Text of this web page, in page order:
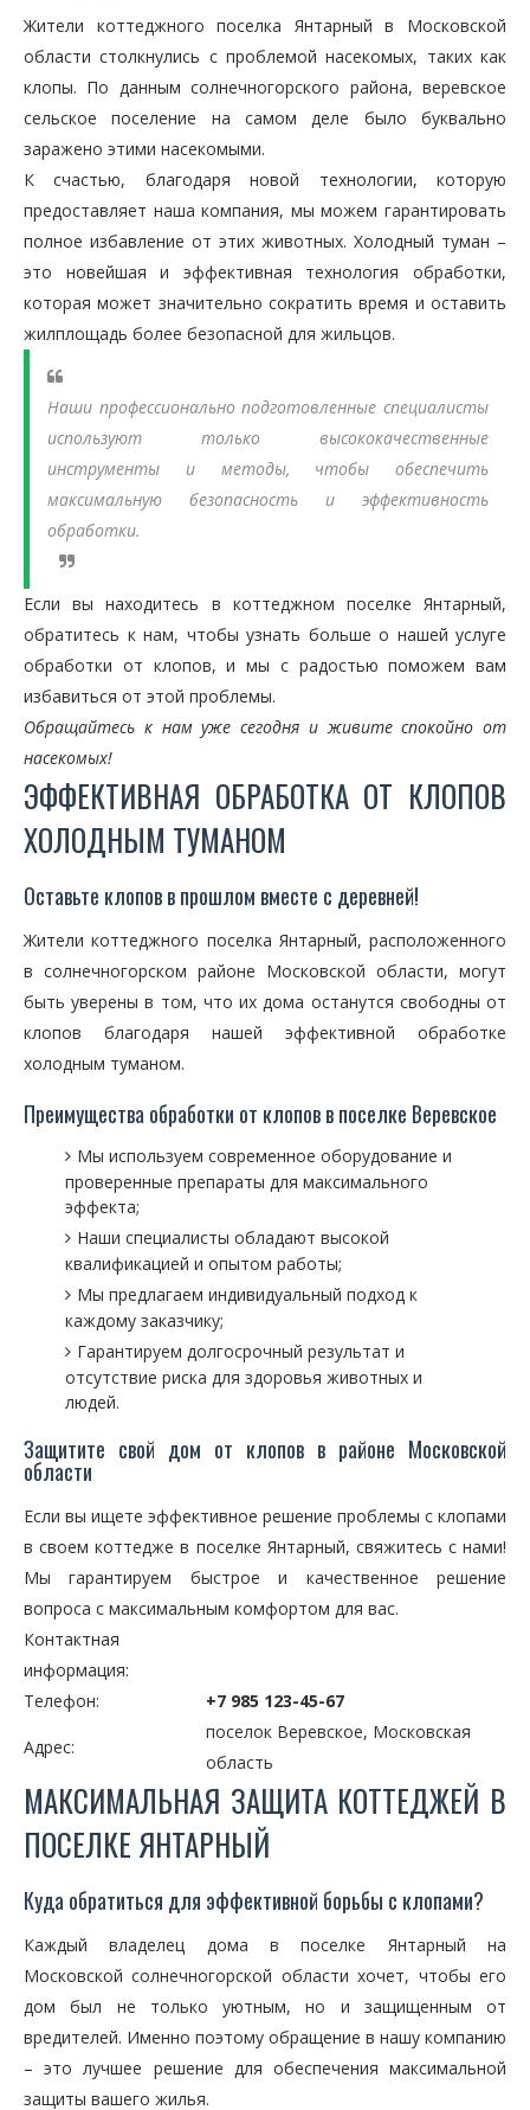
Жители коттеджного поселка Янтарный в Московской
области столкнулись с проблемой насекомых, таких как
клопы. По данным солнечногорского района, веревское
сельское поселение на самом деле было буквально
заражено этими насекомыми.
К счастью, благодаря новой технологии, которую
предоставляет наша компания, мы можем гарантировать
полное избавление от этих животных. Холодный туман –
это новейшая и эффективная технология обработки,
которая может значительно сократить время и оставить
жилплощадь более безопасной для жильцов.
Наши профессионально подготовленные специалисты
используют только высококачественные
инструменты и методы, чтобы обеспечить
максимальную безопасность и эффективность
обработки.
Если вы находитесь в коттеджном поселке Янтарный,
обратитесь к нам, чтобы узнать больше о нашей услуге
обработки от клопов, и мы с радостью поможем вам
избавиться от этой проблемы.
Обращайтесь к нам уже сегодня и живите спокойно от
насекомых!
ЭФФЕКТИВНАЯ ОБРАБОТКА ОТ КЛОПОВ
ХОЛОДНЫМ ТУМАНОМ
Оставьте клопов в прошлом вместе с деревней!
Жители коттеджного поселка Янтарный, расположенного
в солнечногорском районе Московской области, могут
быть уверены в том, что их дома останутся свободны от
клопов благодаря нашей эффективной обработке
холодным туманом.
Преимущества обработки от клопов в поселке Веревское
Мы используем современное оборудование и
проверенные препараты для максимального
эффекта;
Наши специалисты обладают высокой
квалификацией и опытом работы;
Мы предлагаем индивидуальный подход к
каждому заказчику;
Гарантируем долгосрочный результат и
отсутствие риска для здоровья животных и
людей.
Защитите свой дом от клопов в районе Московской
области
Если вы ищете эффективное решение проблемы с клопами
в своем коттедже в поселке Янтарный, свяжитесь с нами!
Мы гарантируем быстрое и качественное решение
вопроса с максимальным комфортом для вас.
Контактная
информация:
Телефон:
+7 985 123-45-67
Адрес:
поселок Веревское, Московская
область
МАКСИМАЛЬНАЯ ЗАЩИТА КОТТЕДЖЕЙ В
ПОСЕЛКЕ ЯНТАРНЫЙ
Куда обратиться для эффективной борьбы с клопами?
Каждый владелец дома в поселке Янтарный на
Московской солнечногорской области хочет, чтобы его
дом был не только уютным, но и защищенным от
вредителей. Именно поэтому обращение в нашу компанию
– это лучшее решение для обеспечения максимальной
защиты вашего жилья.